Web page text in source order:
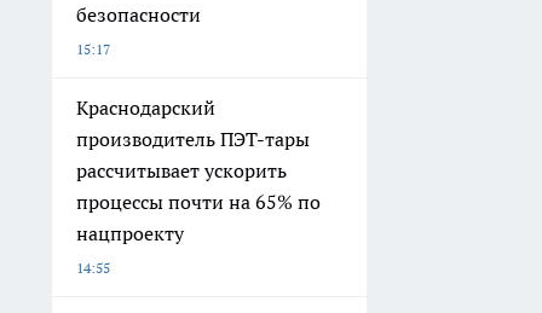
безопасности
15:17
Краснодарский
производитель ПЭТ-тары
рассчитывает ускорить
процессы почти на 65% по
нацпроекту
14:55